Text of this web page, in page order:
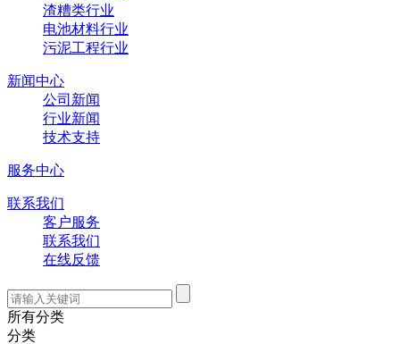
渣糟类行业
电池材料行业
污泥工程行业
新闻中心
公司新闻
行业新闻
技术支持
服务中心
联系我们
客户服务
联系我们
在线反馈
所有分类
分类